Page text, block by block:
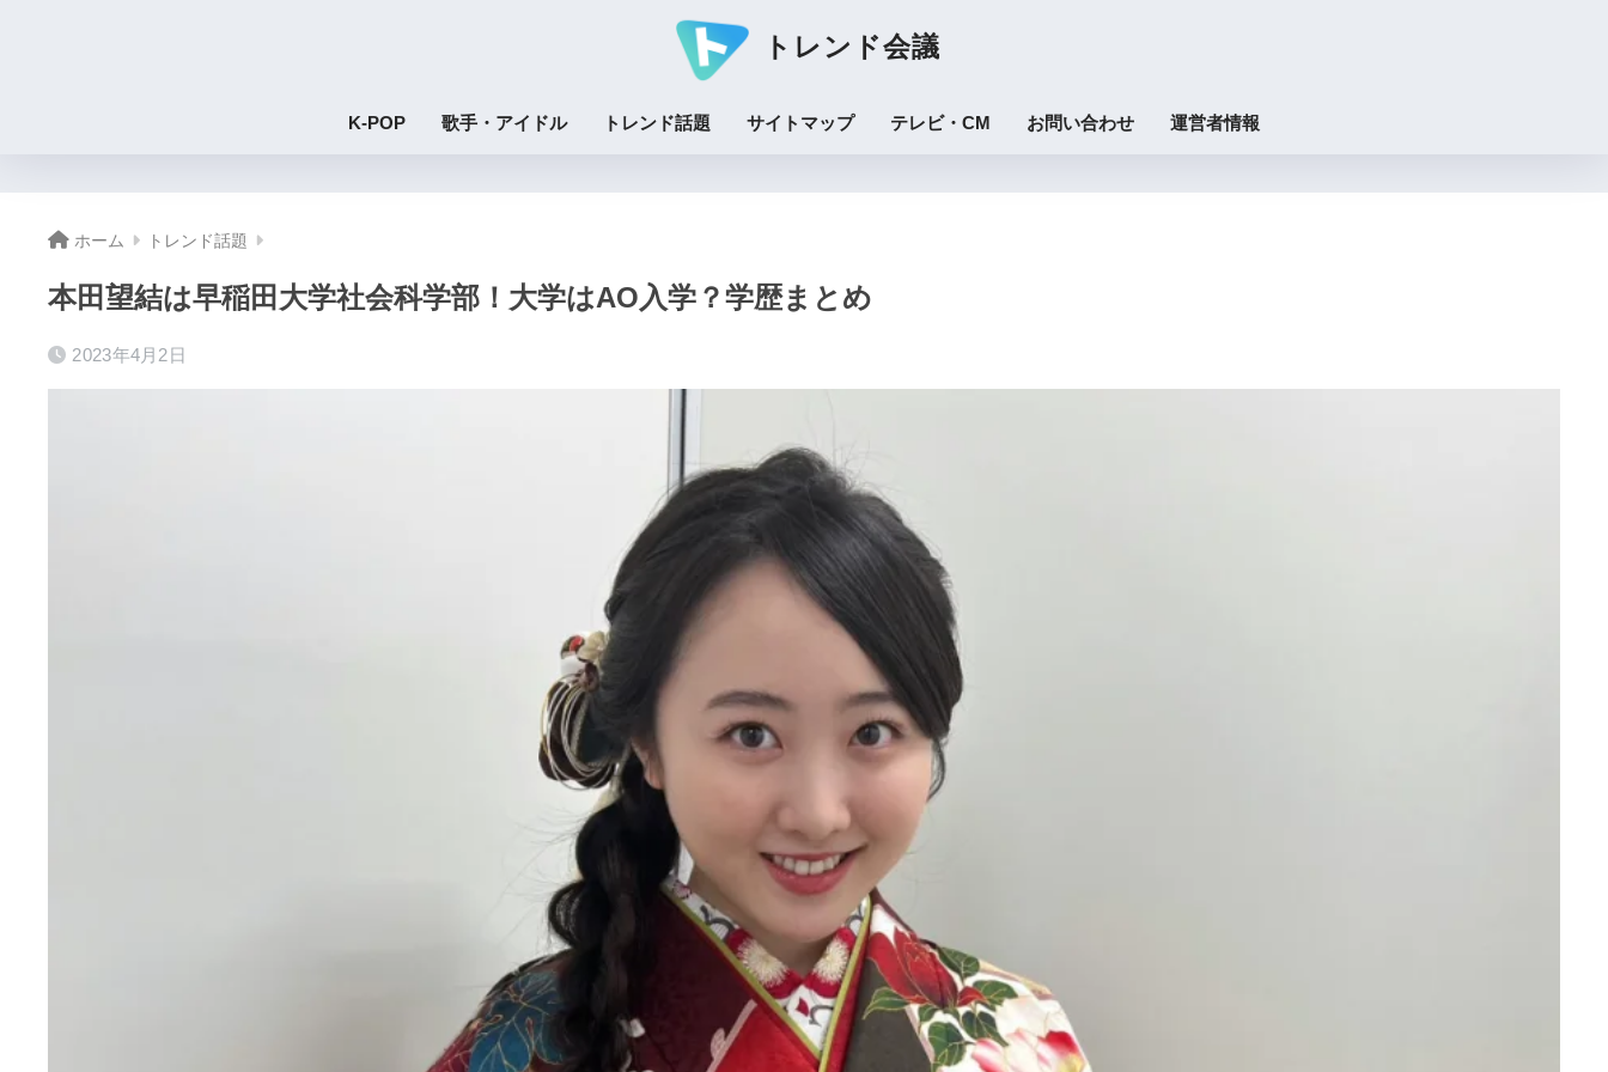
トレンド会議
K-POP 歌手・アイドル トレンド話題 サイトマップ テレビ・CM お問い合わせ 運営者情報
ホーム トレンド話題
本田望結は早稲田大学社会科学部！大学はAO入学？学歴まとめ
2023年4月2日